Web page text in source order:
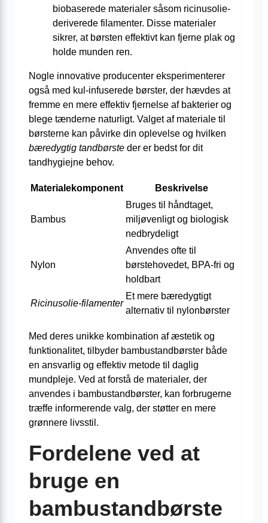
biobaserede materialer såsom ricinusolie-
deriverede filamenter. Disse materialer
sikrer, at børsten effektivt kan fjerne plak og
holde munden ren.
Nogle innovative producenter eksperimenterer
også med kul-infuserede børster, der hævdes at
fremme en mere effektiv fjernelse af bakterier og
blege tænderne naturligt. Valget af materiale til
børsterne kan påvirke din oplevelse og hvilken
bæredygtig tandbørste der er bedst for dit
tandhygiejne behov.
Materialekomponent Beskrivelse
Bambus
Bruges til håndtaget,
miljøvenligt og biologisk
nedbrydeligt
Nylon
Anvendes ofte til
børstehovedet, BPA-fri og
holdbart
Ricinusolie-filamenter
Et mere bæredygtigt
alternativ til nylonbørster
Med deres unikke kombination af æstetik og
funktionalitet, tilbyder bambustandbørster både
en ansvarlig og effektiv metode til daglig
mundpleje. Ved at forstå de materialer, der
anvendes i bambustandbørster, kan forbrugerne
træffe informerende valg, der støtter en mere
grønnere livsstil.
Fordelene ved at
bruge en
bambustandbørste